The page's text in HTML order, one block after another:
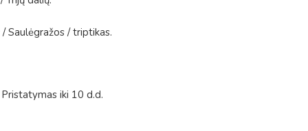
/Saulėgražos /triptikas.
Pristatymas iki 10 d.d.